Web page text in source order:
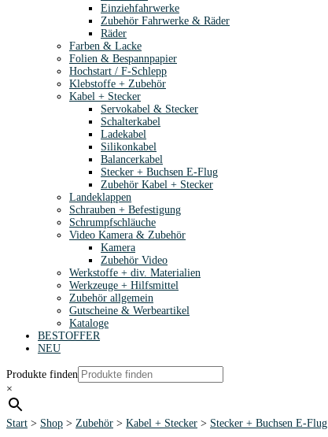
Einziehfahrwerke
Zubehör Fahrwerke & Räder
Räder
Farben & Lacke
Folien & Bespannpapier
Hochstart / F-Schlepp
Klebstoffe + Zubehör
Kabel + Stecker
Servokabel & Stecker
Schalterkabel
Ladekabel
Silikonkabel
Balancerkabel
Stecker + Buchsen E-Flug
Zubehör Kabel + Stecker
Landeklappen
Schrauben + Befestigung
Schrumpfschläuche
Video Kamera & Zubehör
Kamera
Zubehör Video
Werkstoffe + div. Materialien
Werkzeuge + Hilfsmittel
Zubehör allgemein
Gutscheine & Werbeartikel
Kataloge
BESTOFFER
NEU
Produkte finden
×
Start > Shop > Zubehör > Kabel + Stecker > Stecker + Buchsen E-Flug